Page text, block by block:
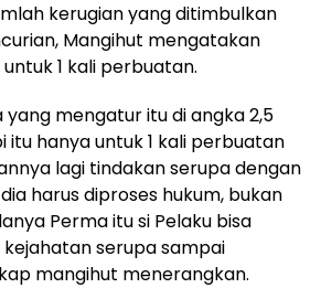
kerugian yang ditimbulkan
Mangihut mengatakan
1 kali perbuatan.
yang mengatur itu di angka 2,5
itu hanya untuk 1 kali perbuatan
lagi tindakan serupa dengan
harus diproses hukum, bukan
Perma itu si Pelaku bisa
serupa sampai
mangihut menerangkan.